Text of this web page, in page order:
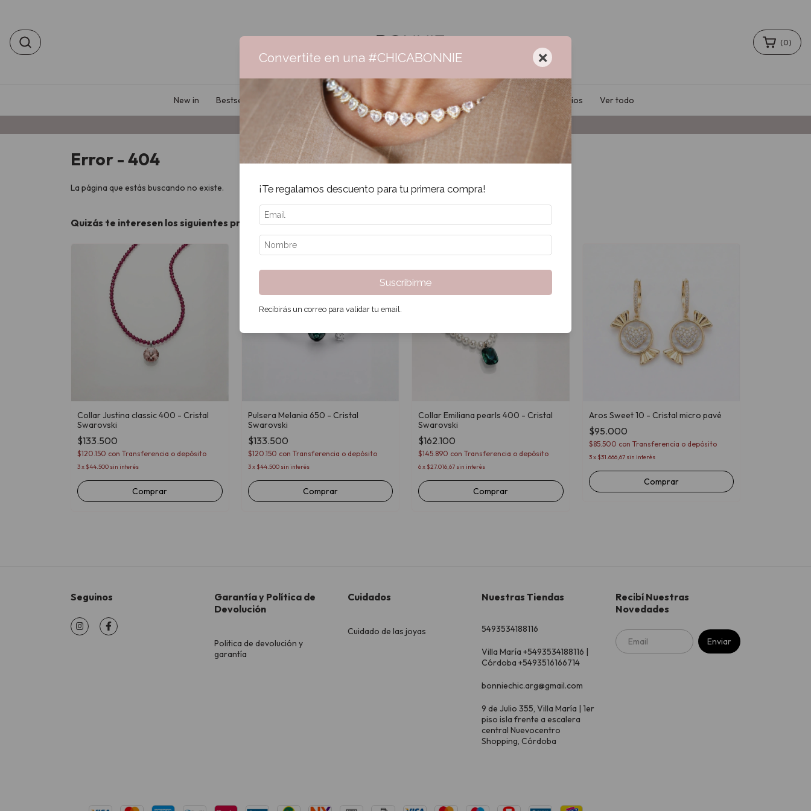
Envío gratis +$160.000 | 3 cuotas sin interés | 6 cuotas + $160.000
(0)
New in Bestsellers Collares Aros Pulseras Anillos Sale Accesorios Ver todo
Error - 404
La página que estás buscando no existe.
Quizás te interesen los siguientes productos.
Collar Justina classic 400 - Cristal
Swarovski
$133.500
$120.150 con Transferencia o depósito
3x $44.500 sin interés
Comprar
Pulsera Melania 650 - Cristal
Swarovski
$133.500
$120.150 con Transferencia o depósito
3x $44.500 sin interés
Comprar
Collar Emiliana pearls 400 - Cristal
Swarovski
$162.100
$145.890 con Transferencia o depósito
6x $27.016,67 sin interés
Comprar
Aros Sweet 10 - Cristal micro pavé
$95.000
$85.500 con Transferencia o depósito
3x $31.666,67 sin interés
Comprar
Seguinos
Garantía y Política de
Devolución
Politica de devolución y
garantía
Cuidados
Cuidado de las joyas
Nuestras Tiendas
5493534188116
Villa María +5493534188116 |
Córdoba +5493516166714
bonniechic.arg@gmail.com
9 de Julio 355, Villa María | 1er
piso isla frente a escalera
central Nuevocentro
Shopping, Córdoba
Recibí Nuestras
Novedades
Convertite en una #CHICABONNIE ×
¡Te regalamos descuento para tu primera compra!
Suscribirme
Recibirás un correo para validar tu email.